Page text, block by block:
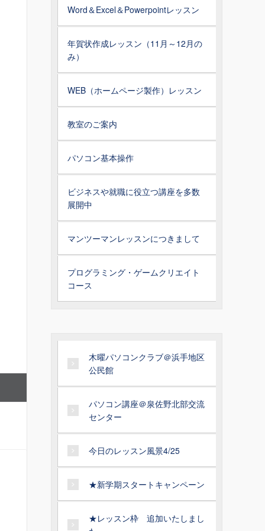
Word＆Excel＆Powerpointレッスン
年賀状作成レッスン（11月～12月の
み）
WEB（ホームページ製作）レッスン
教室のご案内
パソコン基本操作
ビジネスや就職に役立つ講座を多数
展開中
マンツーマンレッスンにつきまして
プログラミング・ゲームクリエイト
コース
木曜パソコンクラブ＠浜手地区
公民館
パソコン講座＠泉佐野北部交流
センター
今日のレッスン風景4/25
★新学期スタートキャンペーン
★レッスン枠 追加いたしまし